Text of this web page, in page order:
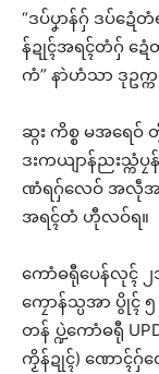
“ဒပ်ပၞာန်ဂှ် ဒပ်ဍ
န်ဍုၚ်အရၚ်တံဂှ် ဍ
ကံ” နာဲဟံသာ ဒုဥက္
ဆ္ဂး ကိစ္စ မအရေ
ဒးကယျာန်ညးသ္
ဏံရဂှ်လေဝ် အလဵုအ
အရၚ်တံ ဟီုလဝ်ရ။
ကောံဓရီုပေန်လုၚ်
ကၠောန်သ္ပအာ ပွိုၚ်
တန် ပ္ဍဲကောံဓရီု
ကၟိန်ဍုၚ်) ဏောၚ်ဂှ်